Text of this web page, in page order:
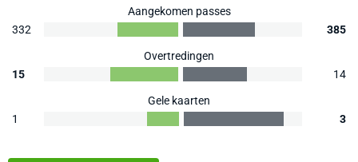
Aangekomen passes
332
385
Overtredingen
15
14
Gele kaarten
1
3